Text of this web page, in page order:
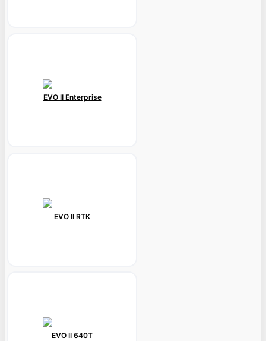
EVO II Enterprise
EVO II RTK
EVO II 640T